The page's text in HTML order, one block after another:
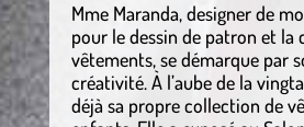
Mme Maranda, designer de
pour le dessin de patron et la
vêtements, se démarque par
créativité. À l’aube de la
déjà sa propre collection de